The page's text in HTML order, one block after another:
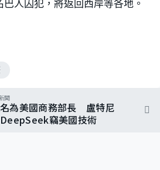
人囚犯，將返回西岸等各地。
聞
為美國商務部長 盧特尼
竊美國技術